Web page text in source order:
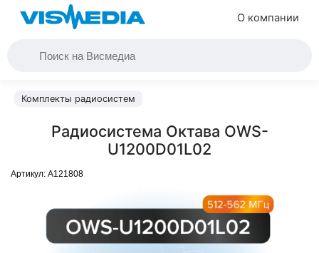
О компании
Комплекты радиосистем
Радиосистема Октава OWS-
U1200D01L02
Артикул: A121808